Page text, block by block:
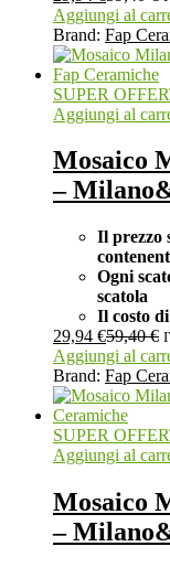
Aggiungi al
Brand: Fap
SUPER
Aggiungi al
Mosaico
–
Il prezzo
Ogni
scatola
Il costo
29,94 €59,40€
Aggiungi al
Brand: Fap
SUPER
Aggiungi al
Mosaico
–